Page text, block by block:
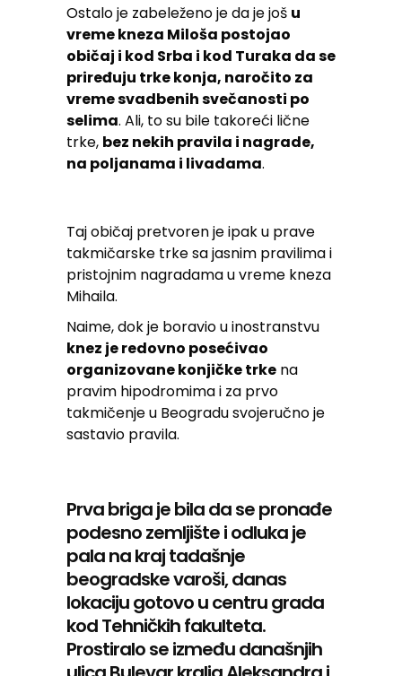
Ostalo je zabeleženo je da je još u
vreme kneza Miloša postojao
običaj i kod Srba i kod Turaka da se
priređuju trke konja, naročito za
vreme svadbenih svečanosti po
selima. Ali, to su bile takoreći lične
trke, bez nekih pravila i nagrade,
na poljanama i livadama.
Taj običaj pretvoren je ipak u prave
takmičarske trke sa jasnim pravilima i
pristojnim nagradama u vreme kneza
Mihaila.
Naime, dok je boravio u inostranstvu
knez je redovno posećivao
organizovane konjičke trke na
pravim hipodromima i za prvo
takmičenje u Beogradu svojeručno je
sastavio pravila.
Prva briga je bila da se pronađe
podesno zemljište i odluka je
pala na kraj tadašnje
beogradske varoši, danas
lokaciju gotovo u centru grada
kod Tehničkih fakulteta.
Prostiralo se između današnjih